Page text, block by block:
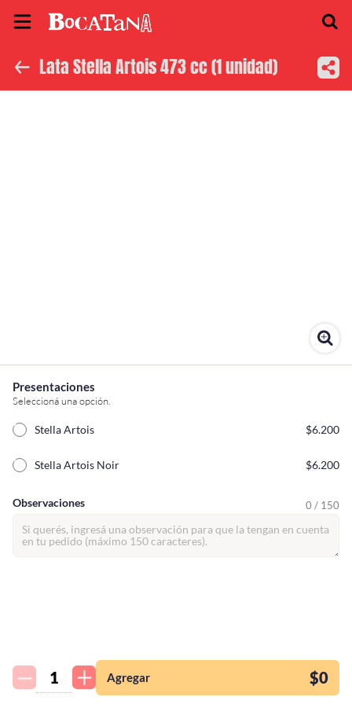
Inicio
tienda así para mi
emprendimiento!
Lata Stella Artois 473 cc (1 unidad)
Presentaciones
Seleccioná una opción.
Stella Artois $6.200
Stella Artois Noir $6.200
Observaciones 0 / 150
Agregar $0